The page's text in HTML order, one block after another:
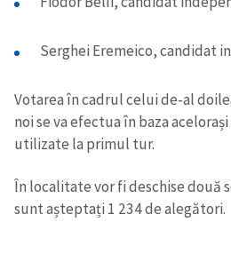
Serghei Eremeico, candidat
Votarea în cadrul celui de-al
noi se va efectua în baza
utilizate la primul tur.
În localitate vor fi deschise două
sunt așteptați 1 234 de alegători.